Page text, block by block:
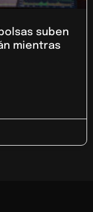
suben
mientras